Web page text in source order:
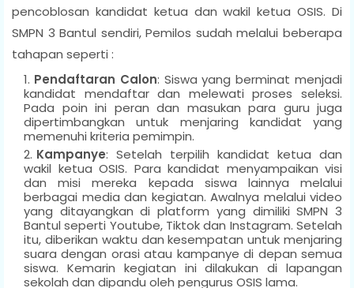
pencoblosan kandidat ketua dan wakil ketua OSIS. Di
SMPN 3 Bantul sendiri, Pemilos sudah melalui beberapa
tahapan seperti :
Pendaftaran Calon: Siswa yang berminat menjadi
kandidat mendaftar dan melewati proses seleksi.
Pada poin ini peran dan masukan para guru juga
dipertimbangkan untuk menjaring kandidat yang
memenuhi kriteria pemimpin.
Kampanye: Setelah terpilih kandidat ketua dan
wakil ketua OSIS. Para kandidat menyampaikan visi
dan misi mereka kepada siswa lainnya melalui
berbagai media dan kegiatan. Awalnya melalui video
yang ditayangkan di platform yang dimiliki SMPN 3
Bantul seperti Youtube, Tiktok dan Instagram. Setelah
itu, diberikan waktu dan kesempatan untuk menjaring
suara dengan orasi atau kampanye di depan semua
siswa. Kemarin kegiatan ini dilakukan di lapangan
sekolah dan dipandu oleh pengurus OSIS lama.